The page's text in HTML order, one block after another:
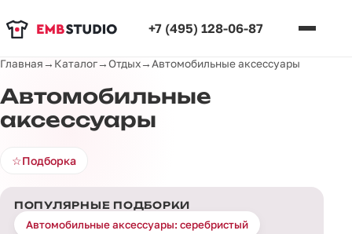
+7 (495) 128-06-87
Главная→ Каталог→Отдых→Автомобильные аксессуары
Автомобильные
аксессуары
☆Подборка
ПОПУЛЯРНЫЕ ПОДБОРКИ
Автомобильные аксессуары: серебристый